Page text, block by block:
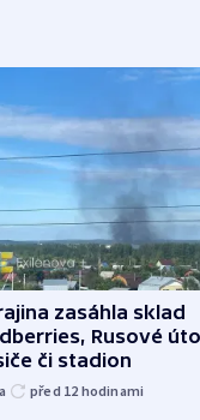
zasáhla sklad
Rusové
či stadion
před 12 hodinami